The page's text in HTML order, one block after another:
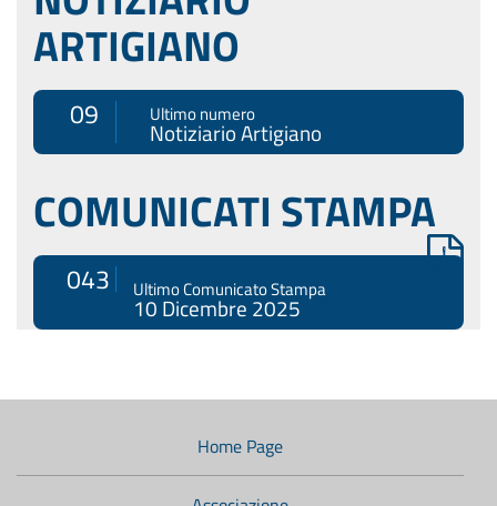
ARTIGIANO
09 Ultimo numero
Notiziario Artigiano
COMUNICATI STAMPA
043 Ultimo Comunicato Stampa
10 Dicembre 2025
Home Page